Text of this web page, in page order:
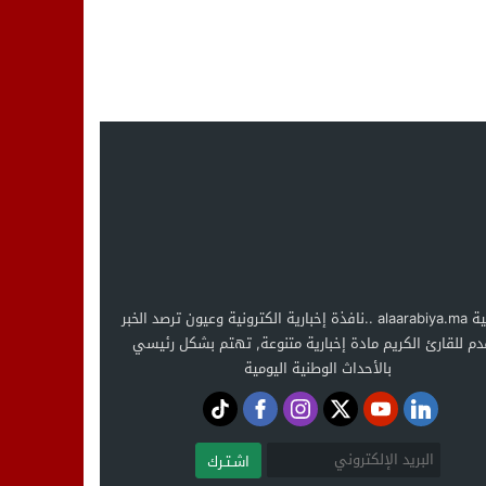
العربية alaarabiya.ma ..نافذة إخبارية الكترونية وعيون ترصد الخبر
للقارئ الكريم مادة إخبارية متنوعة, تهتم بشكل رئيسي
بالأحداث الوطنية اليومية
اشـتـرك